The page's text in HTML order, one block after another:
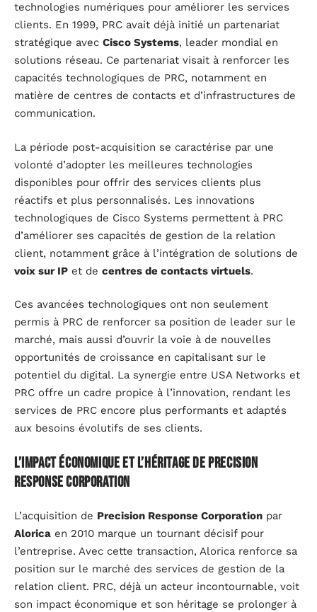
technologies numériques pour améliorer les services
clients. En 1999, PRC avait déjà initié un partenariat
stratégique avec Cisco Systems, leader mondial en
solutions réseau. Ce partenariat visait à renforcer les
capacités technologiques de PRC, notamment en
matière de centres de contacts et d’infrastructures de
communication.
La période post-acquisition se caractérise par une
volonté d’adopter les meilleures technologies
disponibles pour offrir des services clients plus
réactifs et plus personnalisés. Les innovations
technologiques de Cisco Systems permettent à PRC
d’améliorer ses capacités de gestion de la relation
client, notamment grâce à l’intégration de solutions de
voix sur IP et de centres de contacts virtuels.
Ces avancées technologiques ont non seulement
permis à PRC de renforcer sa position de leader sur le
marché, mais aussi d’ouvrir la voie à de nouvelles
opportunités de croissance en capitalisant sur le
potentiel du digital. La synergie entre USA Networks et
PRC offre un cadre propice à l’innovation, rendant les
services de PRC encore plus performants et adaptés
aux besoins évolutifs de ses clients.
L’impact économique et l’héritage de Precision
Response Corporation
L’acquisition de Precision Response Corporation par
Alorica en 2010 marque un tournant décisif pour
l’entreprise. Avec cette transaction, Alorica renforce sa
position sur le marché des services de gestion de la
relation client. PRC, déjà un acteur incontournable, voit
son impact économique et son héritage se prolonger à